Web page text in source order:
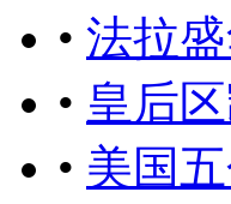
• 法拉
• 皇后
• 美国